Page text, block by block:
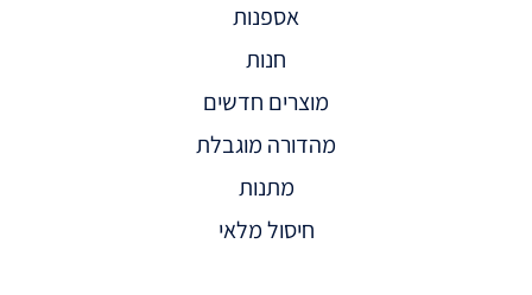
אספנות
חנות
מוצרים חדשים
מהדורה מוגבלת
מתנות
חיסול מלאי